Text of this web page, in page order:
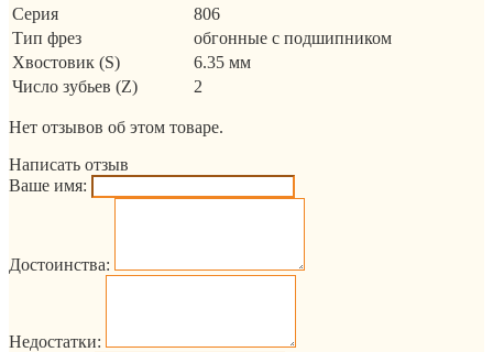
Серия
806
Тип фрез
обгонные с подшипником
Хвостовик (S)
6.35 мм
Число зубьев (Z)
2
Нет отзывов об этом товаре.
Написать отзыв
Ваше имя:
Достоинства:
Недостатки: